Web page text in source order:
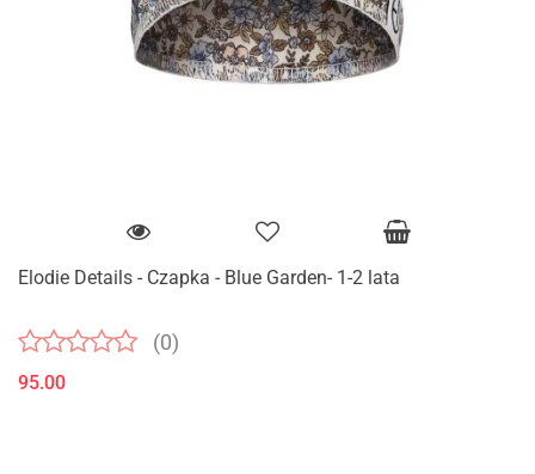
Elodie Details - Czapka - Blue Garden- 1-2 lata
(0)
95.00